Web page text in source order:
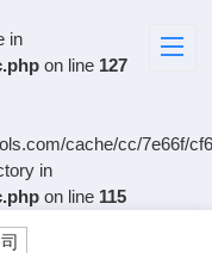
in
on line 127
cache/cc/7e66f/
in
on line 115